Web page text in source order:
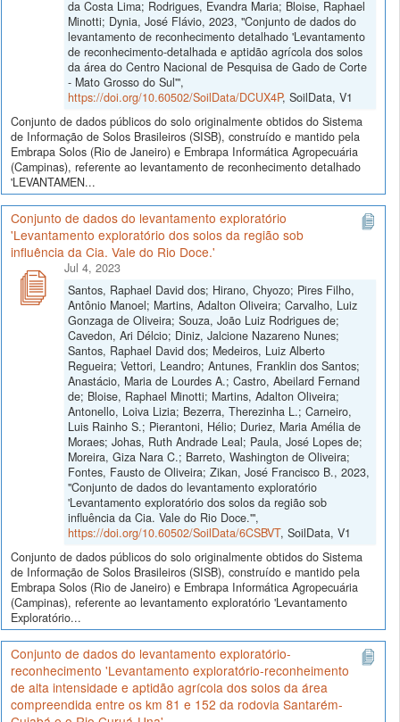
da Costa Lima; Rodrigues, Evandra Maria; Bloise, Raphael
Minotti; Dynia, José Flávio, 2023, "Conjunto de dados do
levantamento de reconhecimento detalhado 'Levantamento
de reconhecimento-detalhada e aptidão agrícola dos solos
da área do Centro Nacional de Pesquisa de Gado de Corte
- Mato Grosso do Sul'",
https://doi.org/10.60502/SoilData/DCUX4P, SoilData, V1
Conjunto de dados públicos do solo originalmente obtidos do Sistema
de Informação de Solos Brasileiros (SISB), construído e mantido pela
Embrapa Solos (Rio de Janeiro) e Embrapa Informática Agropecuária
(Campinas), referente ao levantamento de reconhecimento detalhado
'LEVANTAMEN...
Conjunto de dados do levantamento exploratório
'Levantamento exploratório dos solos da região sob
influência da Cia. Vale do Rio Doce.'
Jul 4, 2023
Santos, Raphael David dos; Hirano, Chyozo; Pires Filho,
Antônio Manoel; Martins, Adalton Oliveira; Carvalho, Luiz
Gonzaga de Oliveira; Souza, João Luiz Rodrigues de;
Cavedon, Ari Délcio; Diniz, Jalcione Nazareno Nunes;
Santos, Raphael David dos; Medeiros, Luiz Alberto
Regueira; Vettori, Leandro; Antunes, Franklin dos Santos;
Anastácio, Maria de Lourdes A.; Castro, Abeilard Fernand
de; Bloise, Raphael Minotti; Martins, Adalton Oliveira;
Antonello, Loiva Lizia; Bezerra, Therezinha L.; Carneiro,
Luis Rainho S.; Pierantoni, Hélio; Duriez, Maria Amélia de
Moraes; Johas, Ruth Andrade Leal; Paula, José Lopes de;
Moreira, Giza Nara C.; Barreto, Washington de Oliveira;
Fontes, Fausto de Oliveira; Zikan, José Francisco B., 2023,
"Conjunto de dados do levantamento exploratório
'Levantamento exploratório dos solos da região sob
influência da Cia. Vale do Rio Doce.'",
https://doi.org/10.60502/SoilData/6CSBVT, SoilData, V1
Conjunto de dados públicos do solo originalmente obtidos do Sistema
de Informação de Solos Brasileiros (SISB), construído e mantido pela
Embrapa Solos (Rio de Janeiro) e Embrapa Informática Agropecuária
(Campinas), referente ao levantamento exploratório 'Levantamento
Exploratório...
Conjunto de dados do levantamento exploratório-
reconhecimento 'Levantamento exploratório-reconheimento
de alta intensidade e aptidão agrícola dos solos da área
compreendida entre os km 81 e 152 da rodovia Santarém-